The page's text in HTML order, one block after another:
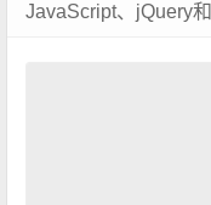
JavaScript、jQuery